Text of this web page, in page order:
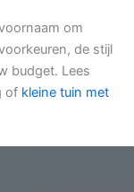
om
de stijl
budget. Lees
of kleine tuin met